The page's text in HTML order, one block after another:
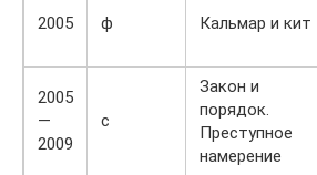
2005 ф Кальмар и кит
2005
—
2009
с
Закон и
порядок.
Преступное
намерение